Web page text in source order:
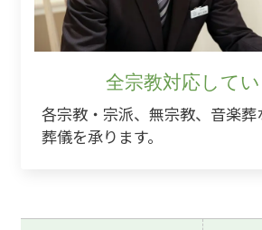
全宗教対応して
各宗教・宗派、無宗教、音楽葬
葬儀を承ります。